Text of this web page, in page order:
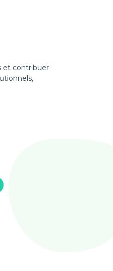
et contribuer